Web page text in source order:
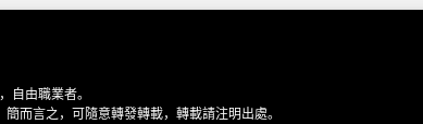
自由職業者。
簡而言之，可隨意轉發轉載，轉載請注明出處。